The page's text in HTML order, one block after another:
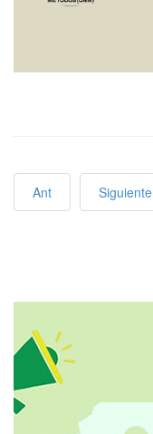
Ant Siguiente